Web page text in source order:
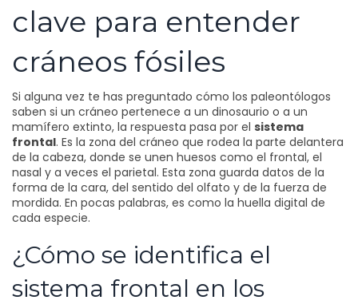
clave para entender
cráneos fósiles
Si alguna vez te has preguntado cómo los paleontólogos
saben si un cráneo pertenece a un dinosaurio o a un
mamífero extinto, la respuesta pasa por el sistema
frontal. Es la zona del cráneo que rodea la parte delantera
de la cabeza, donde se unen huesos como el frontal, el
nasal y a veces el parietal. Esta zona guarda datos de la
forma de la cara, del sentido del olfato y de la fuerza de
mordida. En pocas palabras, es como la huella digital de
cada especie.
¿Cómo se identifica el
sistema frontal en los